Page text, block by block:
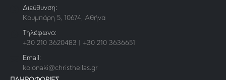
Διεύθυνση:
Κουμπάρη 5, 10674, Αθήνα
Τηλέφωνο:
+30 210 3620483 | +30 210 3636651
Email:
kolonaki@christhellas.gr